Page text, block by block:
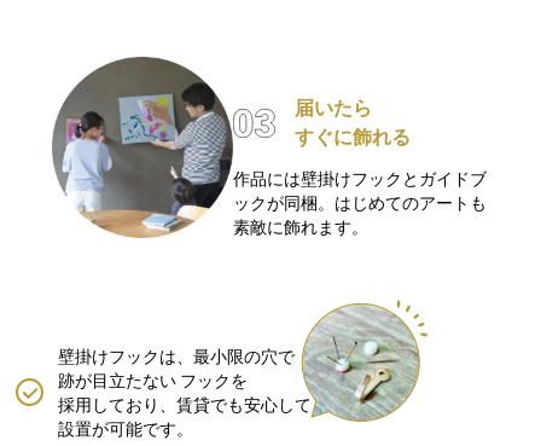
届いたら
すぐに飾れる
作品には壁掛けフックとガイドブ
ックが同梱。はじめてのアートも
素敵に飾れます。
壁掛けフックは、最小限の穴で
跡が目立たない フックを
採用しており、賃貸でも安心して
設置が可能です。